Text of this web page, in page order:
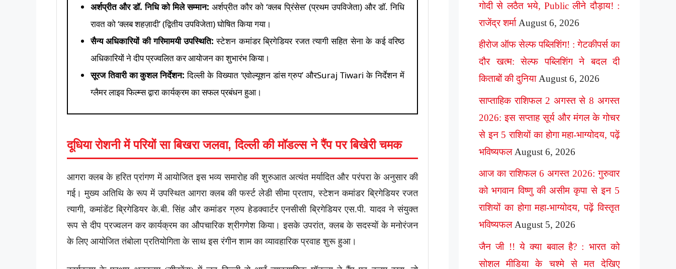
अर्शप्रीत और डॉ. निधि को मिले सम्मान: अर्शप्रीत कौर को ‘क्लब प्रिंसेस’ (प्रथम उपविजेता) और डॉ. निधि
रावत को ‘क्लब शहज़ादी’ (द्वितीय उपविजेता) घोषित किया गया।
सैन्य अधिकारियों की गरिमामयी उपस्थिति: स्टेशन कमांडर ब्रिगेडियर रजत त्यागी सहित सेना के कई वरिष्ठ
अधिकारियों ने दीप प्रज्वलित कर आयोजन का शुभारंभ किया।
सूरज तिवारी का कुशल निर्देशन: दिल्ली के विख्यात ‘एवोल्यूशन डांस ग्रुप’ औरSuraj Tiwari के निर्देशन में
ग्लैमर लाइव फिल्म्स द्वारा कार्यक्रम का सफल प्रबंधन हुआ।
दूधिया रोशनी में परियों सा बिखरा जलवा, दिल्ली की मॉडल्स ने रैंप पर बिखेरी चमक
आगरा क्लब के हरित प्रांगण में आयोजित इस भव्य समारोह की शुरुआत अत्यंत मर्यादित और परंपरा के अनुसार की
गई। मुख्य अतिथि के रूप में उपस्थित आगरा क्लब की फर्स्ट लेडी सीमा प्रताप, स्टेशन कमांडर ब्रिगेडियर रजत
त्यागी, कमांडेंट ब्रिगेडियर के.बी. सिंह और कमांडर ग्रुप हेडक्वार्टर एनसीसी ब्रिगेडियर एस.पी. यादव ने संयुक्त
रूप से दीप प्रज्वलन कर कार्यक्रम का औपचारिक श्रीगणेश किया। इसके उपरांत, क्लब के सदस्यों के मनोरंजन
के लिए आयोजित तंबोला प्रतियोगिता के साथ इस रंगीन शाम का व्यावहारिक प्रवाह शुरू हुआ।
गोदी से लठैत भये, Public लीने दौड़ाय! :
राजेंद्र शर्मा August 6, 2026
हीरोज ऑफ सेल्फ पब्लिशिंग! : गेटकीपर्स का
दौर खत्म: सेल्फ पब्लिशिंग ने बदल दी
किताबों की दुनिया August 6, 2026
साप्ताहिक राशिफल 2 अगस्त से 8 अगस्त
2026: इस सप्ताह सूर्य और मंगल के गोचर
से इन 5 राशियों का होगा महा-भाग्योदय, पढ़ें
भविष्यफल August 6, 2026
आज का राशिफल 6 अगस्त 2026: गुरुवार
को भगवान विष्णु की असीम कृपा से इन 5
राशियों का होगा महा-भाग्योदय, पढ़ें विस्तृत
भविष्यफल August 5, 2026
जैन जी !! ये क्या बवाल है? : भारत को
सोशल मीडिया के चश्मे से मत देखिए